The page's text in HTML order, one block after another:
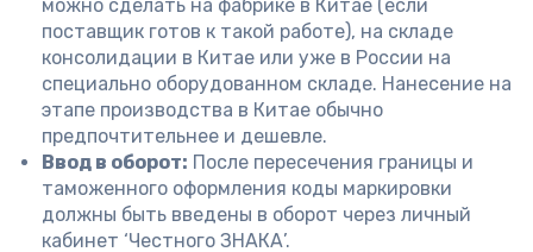
можно сделать на фабрике в Китае (если
поставщик готов к такой работе), на складе
консолидации в Китае или уже в России на
специально оборудованном складе. Нанесение на
этапе производства в Китае обычно
предпочтительнее и дешевле.
Ввод в оборот: После пересечения границы и
таможенного оформления коды маркировки
должны быть введены в оборот через личный
кабинет ‘Честного ЗНАКА’.